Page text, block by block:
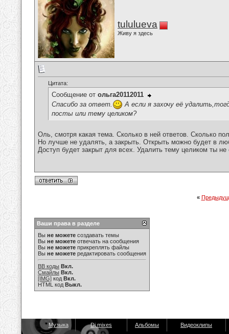
tululueva
Живу я здесь
Цитата:
Сообщение от ольга20112011
Спасибо за ответ.
А если я захочу её
посты или тему целиком?
Оль, смотря какая тема. Сколько в ней ответов. Сколько
Но лучше не удалять, а закрыть. Открыть можно будет в
Доступ будет закрыт для всех. Удалить тему целиком ты
«
Ваши права в разделе
Вы не можете создавать темы
Вы не можете отвечать на сообщения
Вы не можете прикреплять файлы
Вы не можете редактировать сообщения
BB коды Вкл.
Смайлы Вкл.
[IMG] код Вкл.
HTML код Выкл.
Музыка Dj mixes Альбомы Видеоклипы